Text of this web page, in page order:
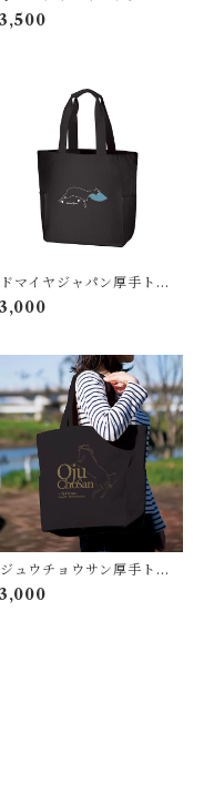
マイヤジャパン厚手トー
ッグ
ュウチョウサン厚手トー
ッグ